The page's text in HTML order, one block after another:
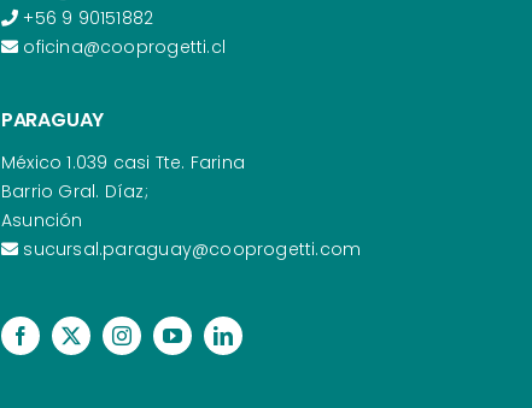
+56 9 90151882
oficina@cooprogetti.cl
PARAGUAY
México 1.039 casi Tte. Farina
Barrio Gral. Díaz;
Asunción
sucursal.paraguay@cooprogetti.com